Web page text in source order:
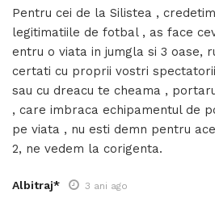
Pentru cei de la Silistea ,
legitimatiile de fotbal , as face
entru o viata in jumgla si 3 oase,
certati cu proprii vostri
sau cu dreacu te cheama ,
, care imbraca echipamentul de
pe viata , nu esti demn pentru
2, ne vedem la corigenta.
Albitraj* 3 ani ago